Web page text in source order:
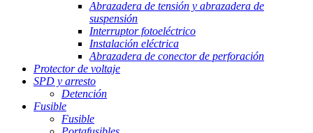
Abrazadera de tensión y abrazadera de
suspensión
Interruptor fotoeléctrico
Instalación eléctrica
Abrazadera de conector de perforación
Protector de voltaje
SPD y arresto
Detención
Fusible
Fusible